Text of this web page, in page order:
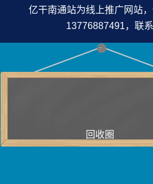
亿干南通站为线上推广网站
13776887491，联
回收圈